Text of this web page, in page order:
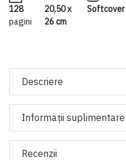
128
pagini
20,50 x
26 cm
Softcover
Descriere
Informaţii suplimentare
Recenzii